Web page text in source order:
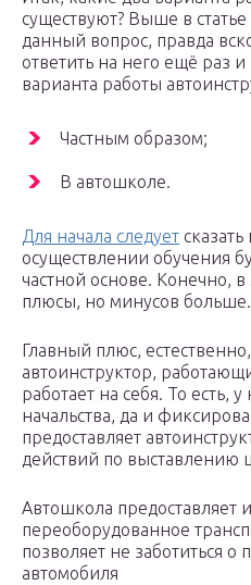
существуют? Выше в
данный вопрос, правда
ответить на него ещё раз
варианта работы
Частным образом;
В автошколе.
Для начала следует сказать
осуществлении обучения
частной основе. Конечно,
плюсы, но минусов больше.
Главный плюс,
автоинструктор,
работает на себя. То есть,
начальства, да и
предоставляет
действий по выставлению
Автошкола предоставляет
переоборудованное
позволяет не заботиться
автомобиля